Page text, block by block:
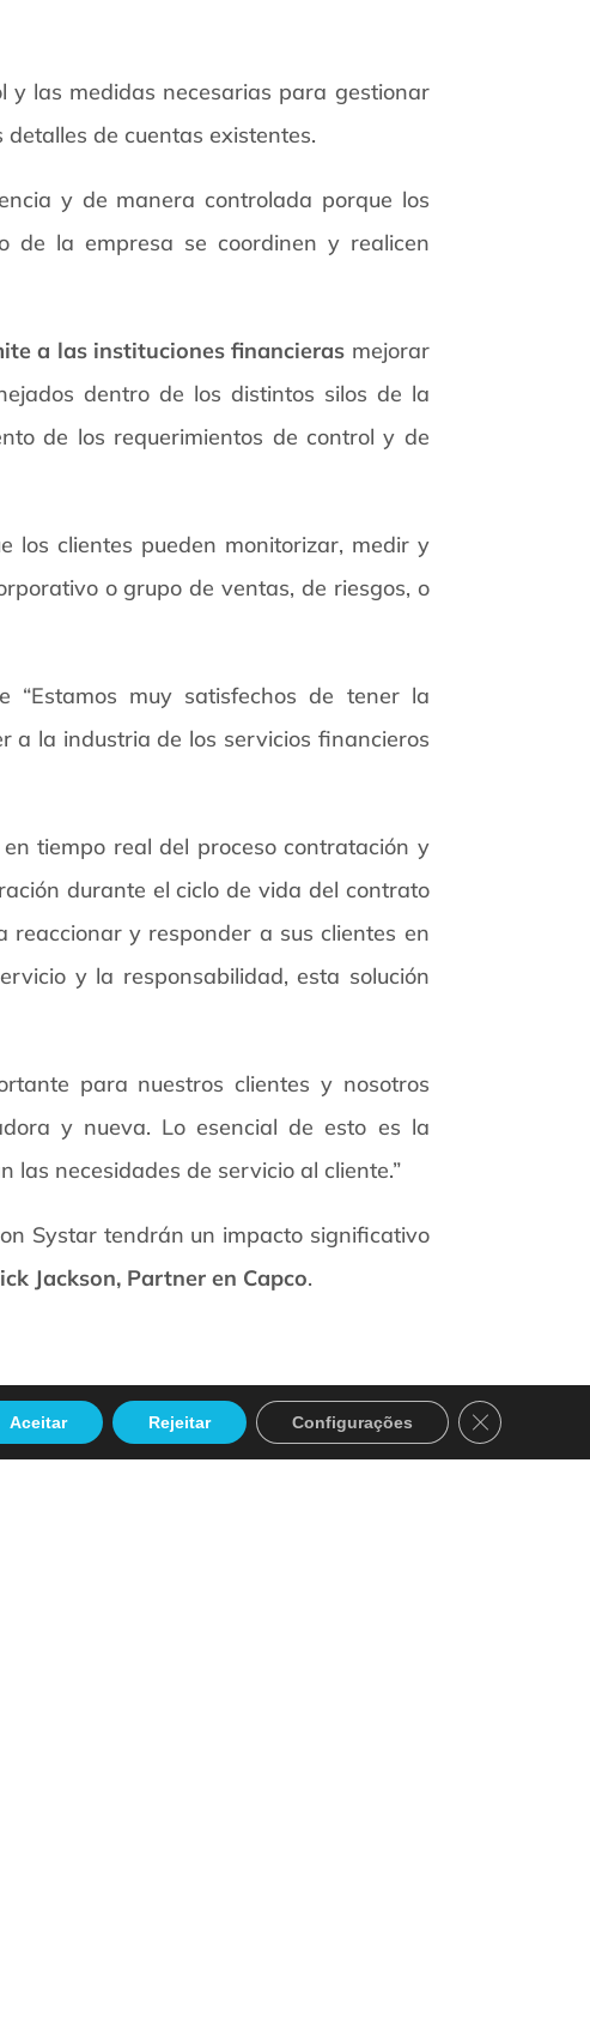
las medidas necesarias para gestionar
de cuentas existentes.
y de manera controlada porque los
de la empresa se coordinen y realicen
a las instituciones financieras mejorar
dentro de los distintos silos de la
de los requerimientos de control y de
los clientes pueden monitorizar, medir y
o grupo de ventas, de riesgos, o
“Estamos muy satisfechos de tener la
a la industria de los servicios financieros
tiempo real del proceso contratación y
durante el ciclo de vida del contrato
reaccionar y responder a sus clientes en
y la responsabilidad, esta solución
para nuestros clientes y nosotros
y nueva. Lo esencial de esto es la
necesidades de servicio al cliente.”
Systar tendrán un impacto significativo
Jackson, Partner en Capco.
Aceitar Rejeitar Configurações Close GDPR